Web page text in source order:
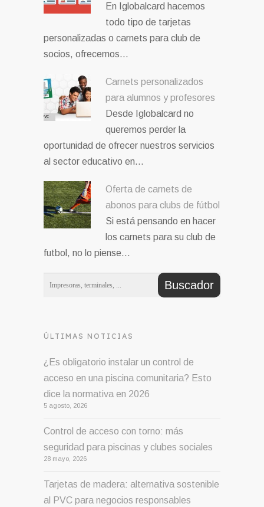
En Iglobalcard hacemos
todo tipo de tarjetas
personalizadas o carnets para club de
socios, ofrecemos…
Carnets personalizados
para alumnos y profesores
Desde Iglobalcard no
queremos perder la
oportunidad de ofrecer nuestros servicios
al sector educativo en…
Oferta de carnets de
abonos para clubs de fútbol
Si está pensando en hacer
los carnets para su club de
futbol, no lo piense…
ÚLTIMAS NOTICIAS
¿Es obligatorio instalar un control de
acceso en una piscina comunitaria? Esto
dice la normativa en 2026
5 agosto, 2026
Control de acceso con torno: más
seguridad para piscinas y clubes sociales
28 mayo, 2026
Tarjetas de madera: alternativa sostenible
al PVC para negocios responsables